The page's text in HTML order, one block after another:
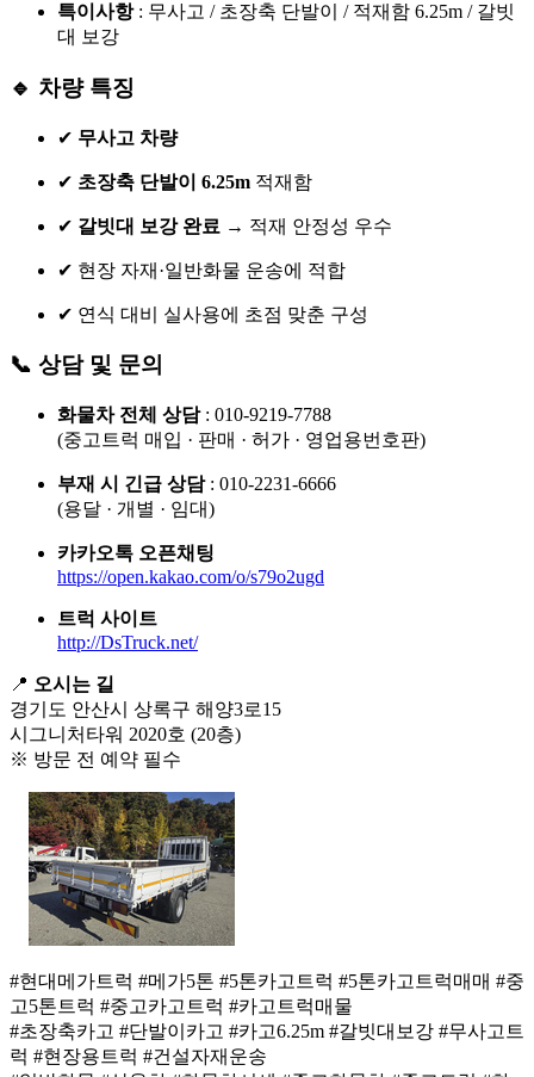
특이사항: 무사고 / 초장축 단발이 / 적재함 6.25m / 갈빗
대 보강
🔹 차량 특징
✔ 무사고 차량
✔ 초장축 단발이 6.25m 적재함
✔ 갈빗대 보강 완료 → 적재 안정성 우수
✔ 현장 자재·일반화물 운송에 적합
✔ 연식 대비 실사용에 초점 맞춘 구성
📞 상담 및 문의
화물차 전체 상담: 010-9219-7788
(중고트럭 매입 · 판매 · 허가 · 영업용번호판)
부재 시 긴급 상담: 010-2231-6666
(용달 · 개별 · 임대)
카카오톡 오픈채팅
https://open.kakao.com/o/s79o2ugd
트럭 사이트
http://DsTruck.net/
📍 오시는 길
경기도 안산시 상록구 해양3로15
시그니처타워 2020호 (20층)
※ 방문 전 예약 필수
#현대메가트럭 #메가5톤 #5톤카고트럭 #5톤카고트럭매매 #중
고5톤트럭 #중고카고트럭 #카고트럭매물
#초장축카고 #단발이카고 #카고6.25m #갈빗대보강 #무사고트
럭 #현장용트럭 #건설자재운송